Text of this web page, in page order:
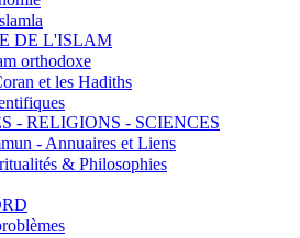
DE L'ISLAM
orthodoxe
et les Hadiths
- RELIGIONS - SCIENCES
- Annuaires et Liens
& Philosophies